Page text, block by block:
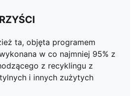
ta, objęta programem
wykonana w co najmniej 95% z
z recyklingu z
i innych zużytych